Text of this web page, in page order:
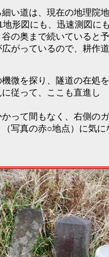
い道は、現在の地理院
形図にも、迅速測図に
の奥まで続いていると
がっているので、耕作
微を探り、隧道の在処
従って、ここも直進し
って間もなく、右側の
写真の赤○地点）に気に